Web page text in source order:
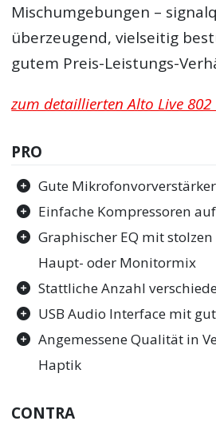
Mischumgebungen –
überzeugend, vielseitig
gutem Preis-Leistungs-
zum detaillierten Alto Live 802
PRO
Gute
Einfache Kompressoren
Graphischer EQ mit
Haupt- oder Monitormix
Stattliche Anzahl
USB Audio Interface mit
Angemessene Qualität in
Haptik
CONTRA